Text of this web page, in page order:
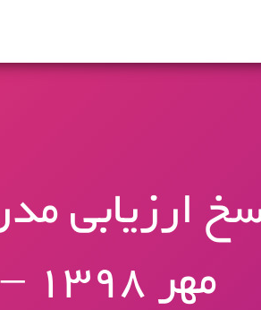
مهر 1398 – 19:20